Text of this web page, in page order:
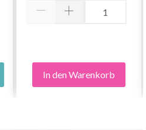
In den Warenkorb